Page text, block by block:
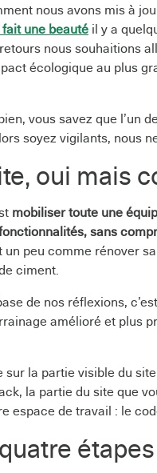
nous avons mis à
fait une beauté il y a
nous souhaitions
écologique au plus
vous savez que l’un
soyez vigilants, nous
oui mais
mobiliser toute une
sans
un peu comme rénover
ciment.
de nos réflexions,
amélioré et plus
sur la partie visible du
la partie du site que
espace de travail : le
étapes